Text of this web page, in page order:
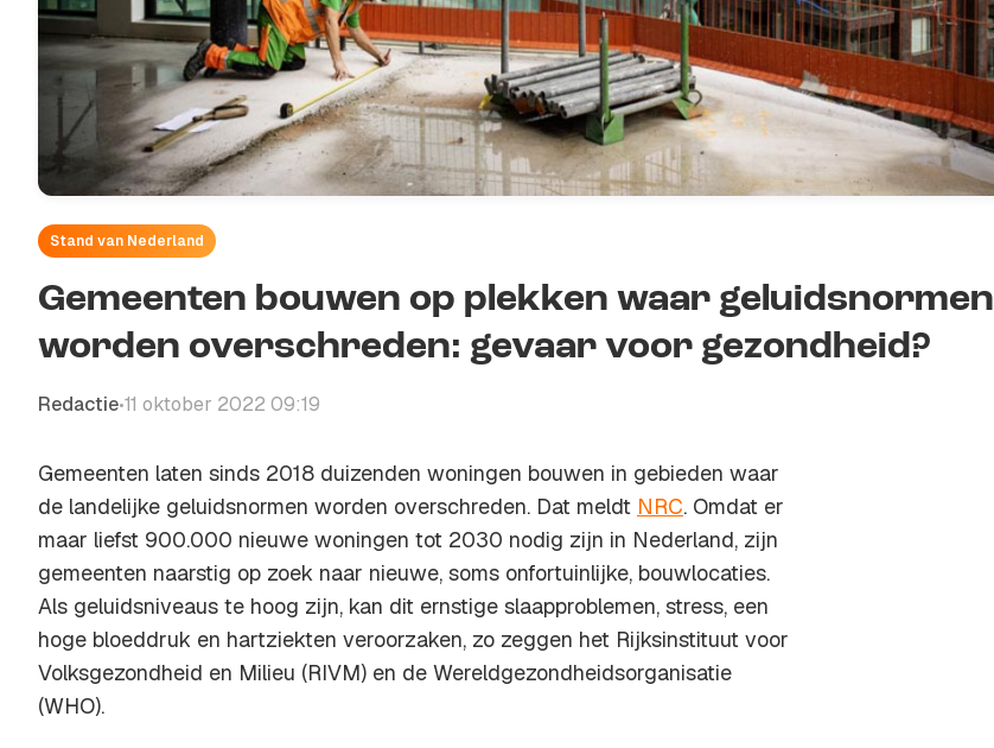
Stand van Nederland
Gemeenten bouwen op plekken waar geluidsnormen
worden overschreden: gevaar voor gezondheid?
Redactie•11 oktober 2022 09:19
Gemeenten laten sinds 2018 duizenden woningen bouwen in gebieden waar
de landelijke geluidsnormen worden overschreden. Dat meldt NRC. Omdat er
maar liefst 900.000 nieuwe woningen tot 2030 nodig zijn in Nederland, zijn
gemeenten naarstig op zoek naar nieuwe, soms onfortuinlijke, bouwlocaties.
Als geluidsniveaus te hoog zijn, kan dit ernstige slaapproblemen, stress, een
hoge bloeddruk en hartziekten veroorzaken, zo zeggen het Rijksinstituut voor
Volksgezondheid en Milieu (RIVM) en de Wereldgezondheidsorganisatie
(WHO).